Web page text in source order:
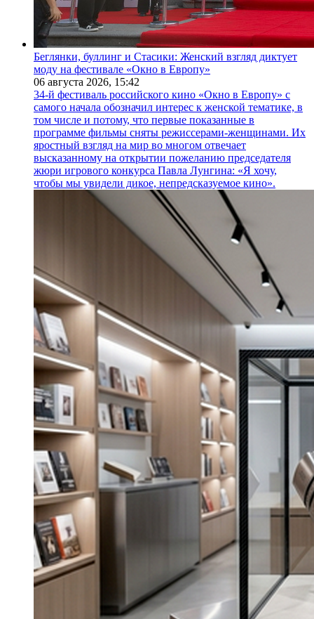
Беглянки, буллинг и Стасики: Женский взгляд диктует
моду на фестивале «Окно в Европу»
06 августа 2026, 15:42
34-й фестиваль российского кино «Окно в Европу» с
самого начала обозначил интерес к женской тематике, в
том числе и потому, что первые показанные в
программе фильмы сняты режиссерами-женщинами. Их
яростный взгляд на мир во многом отвечает
высказанному на открытии пожеланию председателя
жюри игрового конкурса Павла Лунгина: «Я хочу,
чтобы мы увидели дикое, непредсказуемое кино».